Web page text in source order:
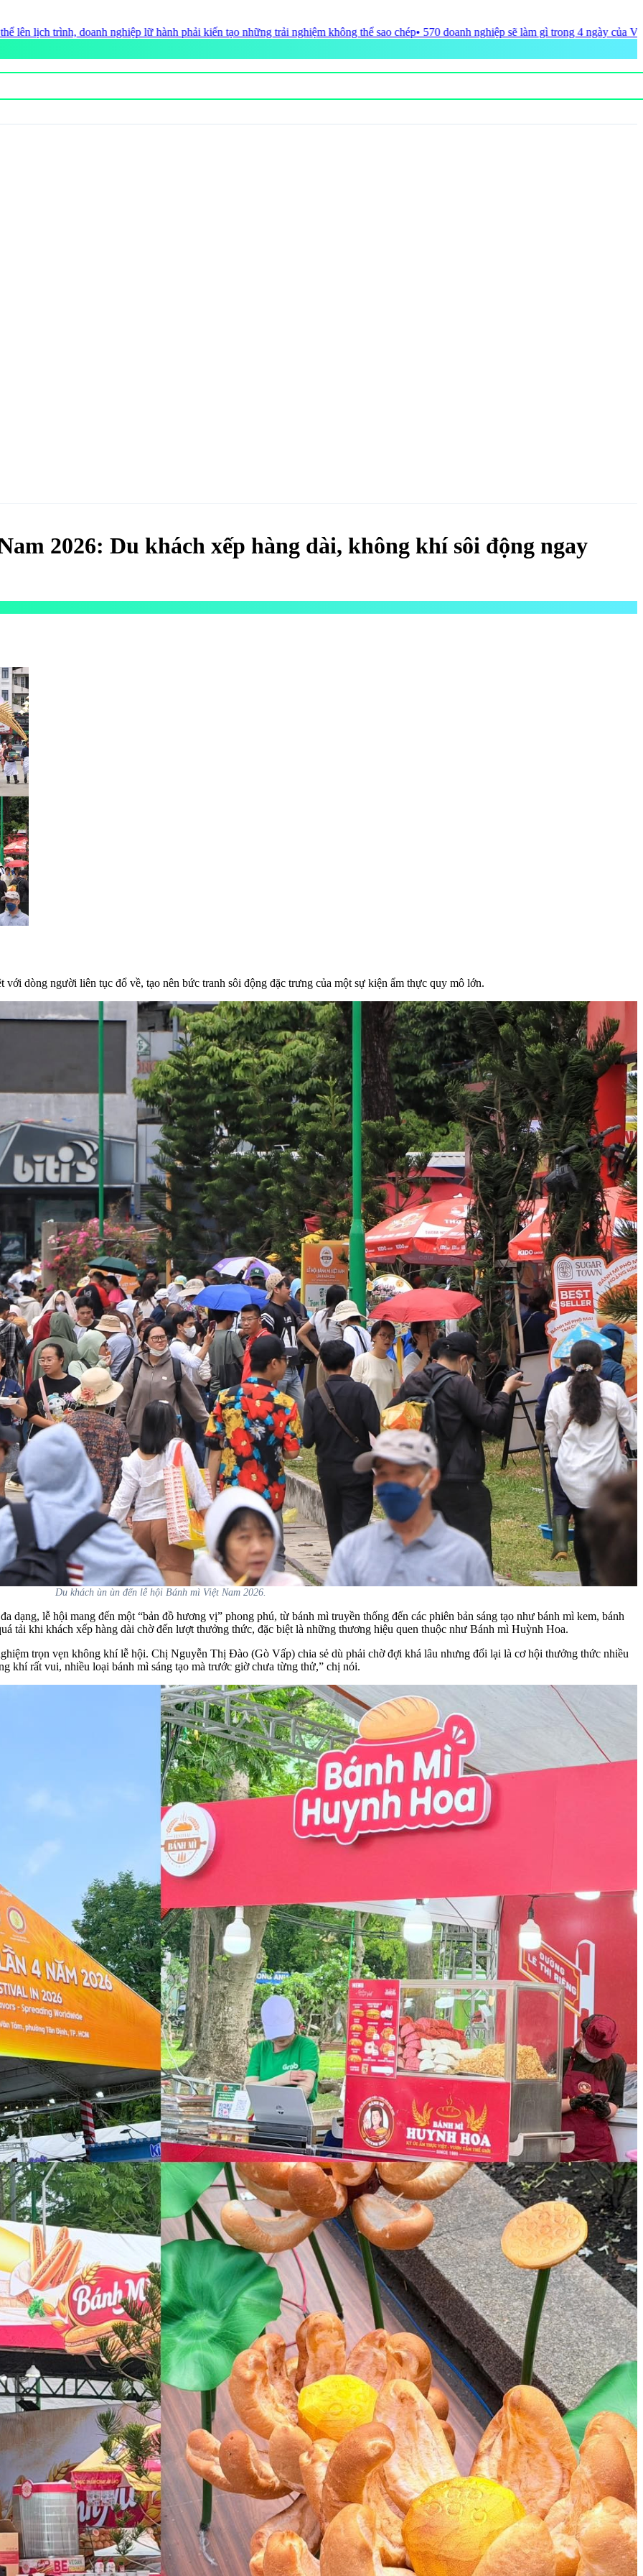
lữ hành phải kiến tạo những trải nghiệm không thể sao chép• 570 doanh nghiệp sẽ làm gì trong 4 ngày của Vietnam Travel Day 2026?•
2026: Du khách xếp hàng dài, không khí sôi động ngay
dòng người liên tục đổ về, tạo nên bức tranh sôi động đặc trưng của một sự kiện ẩm thực quy mô lớn.
Du khách ùn ùn đến lễ hội Bánh mì Việt Nam 2026.
dạng, lễ hội mang đến một “bản đồ hương vị” phong phú, từ bánh mì truyền thống đến các phiên bản sáng tạo như bánh mì kem, bánh
tải khi khách xếp hàng dài chờ đến lượt thưởng thức, đặc biệt là những thương hiệu quen thuộc như Bánh mì Huỳnh Hoa.
trọn vẹn không khí lễ hội. Chị Nguyễn Thị Đào (Gò Vấp) chia sẻ dù phải chờ đợi khá lâu nhưng đổi lại là cơ hội thưởng thức nhiều
khí rất vui, nhiều loại bánh mì sáng tạo mà trước giờ chưa từng thử,” chị nói.